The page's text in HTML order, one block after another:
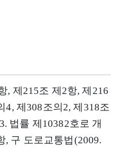
, 제215조 제2항, 제216
4, 제308조의2, 제318조
법률 제10382호로 개
, 구 도로교통법(2009.